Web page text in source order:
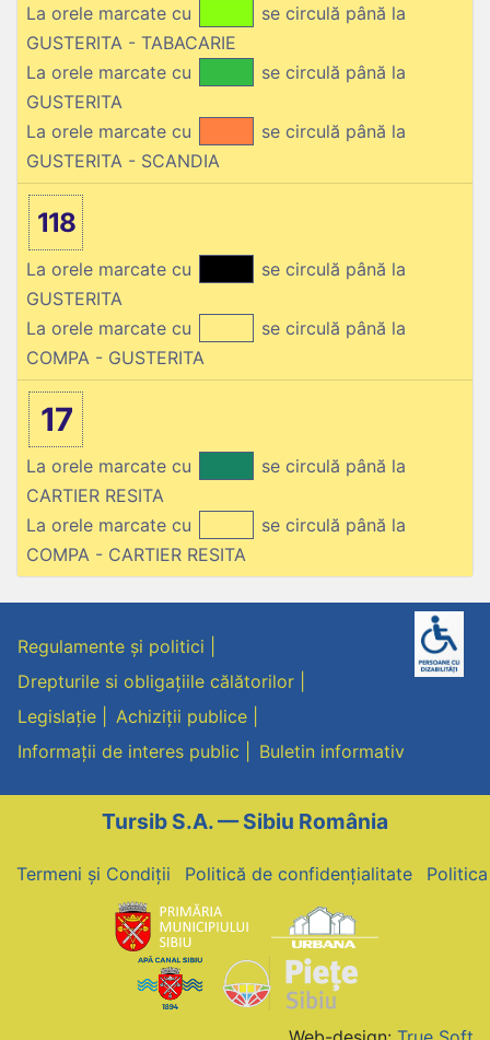
La orele marcate cu
se circulă până la
GUSTERITA - TABACARIE
La orele marcate cu
se circulă până la
GUSTERITA
La orele marcate cu
se circulă până la
GUSTERITA - SCANDIA
118
La orele marcate cu
se circulă până la
GUSTERITA
La orele marcate cu
se circulă până la
COMPA - GUSTERITA
17
La orele marcate cu
se circulă până la
CARTIER RESITA
La orele marcate cu
se circulă până la
COMPA - CARTIER RESITA
Regulamente și politici
Drepturile si obligațiile călătorilor
Legislație
Achiziții publice
Informații de interes public
Buletin informativ
Tursib S.A. — Sibiu România
Termeni și Condiții Politică de confidențialitate